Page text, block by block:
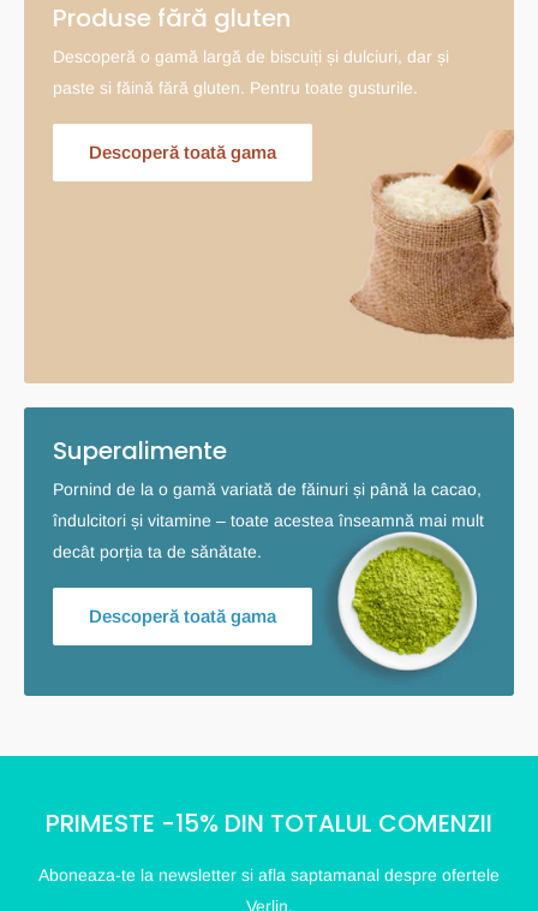
Produse fără gluten
Descoperă o gamă largă de biscuiți și dulciuri, dar și
paste si făină fără gluten. Pentru toate gusturile.
Descoperă toată gama
Superalimente
Pornind de la o gamă variată de făinuri și până la cacao,
îndulcitori și vitamine – toate acestea înseamnă mai mult
decât porția ta de sănătate.
Descoperă toată gama
PRIMESTE -15% DIN TOTALUL COMENZII
Aboneaza-te la newsletter si afla saptamanal despre ofertele
Verlin.